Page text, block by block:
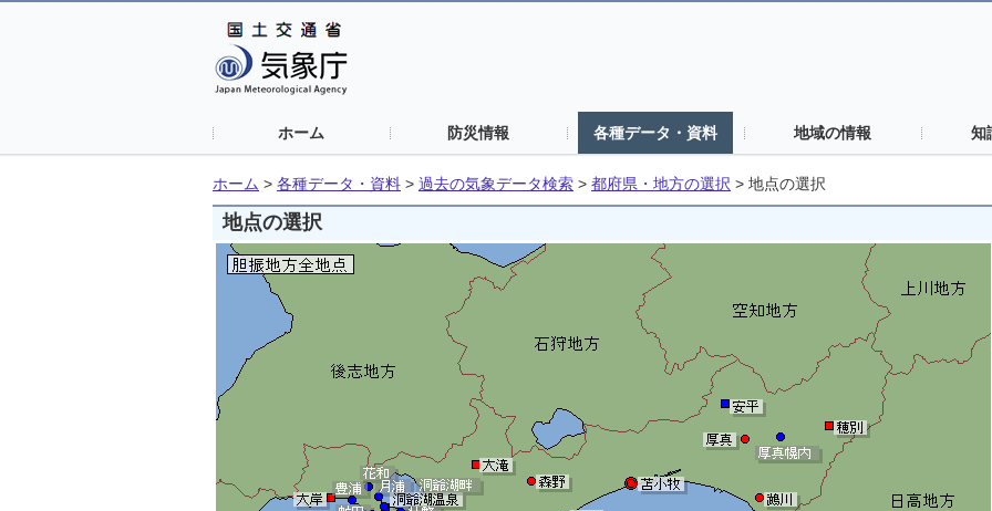
ホーム 防災情報 各種データ・資料 地域の情報 知
ホーム > 各種データ・資料 > 過去の気象データ検索 > 都府県・地方の選択 > 地点の選択
地点の選択